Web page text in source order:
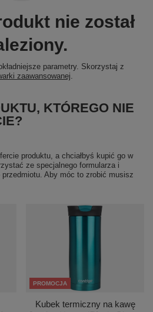
nie został
parametry. Skorzystaj z
zaawansowanej.
KTÓREGO NIE
produktu, a chciałbyś kupić go w
ze specjalnego formularza i
przedmiotu. Aby móc to zrobić musisz
PROMOCJA
Kubek termiczny na kawę